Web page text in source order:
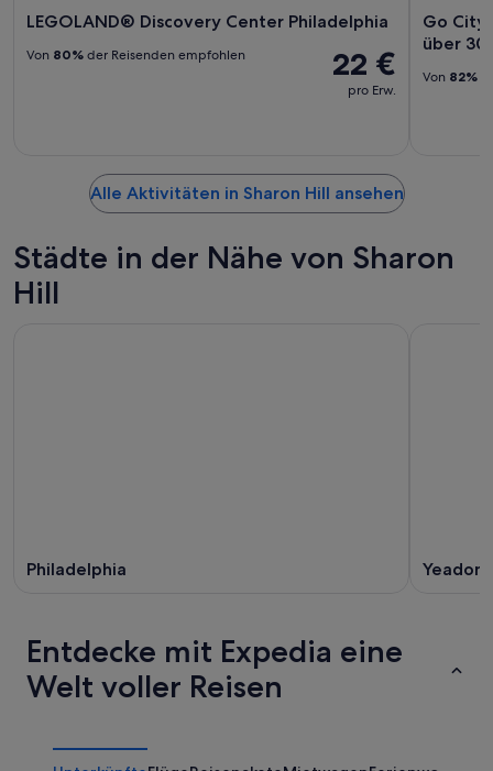
LEGOLAND® Discovery Center Philadelphia
22 €
pro Erw.
Von 80% der Reisenden empfohlen
Go
über
Von 82%
Alle Aktivitäten in Sharon Hill ansehen
Städte in der Nähe von Sharon
Hill
Philadelphia Yeadon
Entdecke mit Expedia eine
Welt voller Reisen